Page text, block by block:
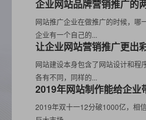
企业网站品牌营销推广的
网站推广企业在做推广的时候，哪
企业有一个自己的...
让企业网站营销推广更出
网站建设本身包含了网站设计和程
各有不同，同样的...
2019年网站制作能给企业
2019年双十一12分破1000亿，相